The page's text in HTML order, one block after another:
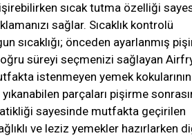
sıcak tutma özelliği
sağlar. Sıcaklık kontrolü
sıcaklığı; önceden ayarlanmış
süreyi seçmenizi sağlayan
istenmeyen yemek
parçaları pişirme
sayesinde mutfakta geçirilen
ve leziz yemekler hazırlarken